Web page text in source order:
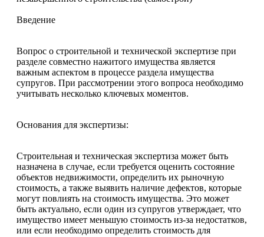
Введение
Вопрос о строительной и технической экспертизе при
разделе совместно нажитого имущества является
важным аспектом в процессе раздела имущества
супругов. При рассмотрении этого вопроса необходимо
учитывать несколько ключевых моментов.
Основания для экспертизы:
Строительная и техническая экспертиза может быть
назначена в случае, если требуется оценить состояние
объектов недвижимости, определить их рыночную
стоимость, а также выявить наличие дефектов, которые
могут повлиять на стоимость имущества. Это может
быть актуально, если один из супругов утверждает, что
имущество имеет меньшую стоимость из-за недостатков,
или если необходимо определить стоимость для